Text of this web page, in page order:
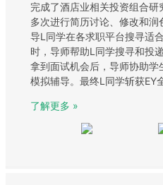
完成了酒店业相关投资组合
多次进行简历讨论、修改和
导L同学在各求职平台搜寻适
时，导师帮助L同学搜寻和投
拿到面试机会后，导师协助
模拟辅导。最终L同学斩获EY
了解更多 »